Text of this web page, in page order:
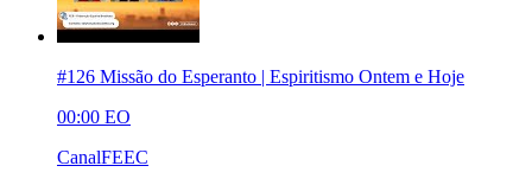
#126 Missão do Esperanto | Espiritismo Ontem e Hoje
00:00 EO
CanalFEEC